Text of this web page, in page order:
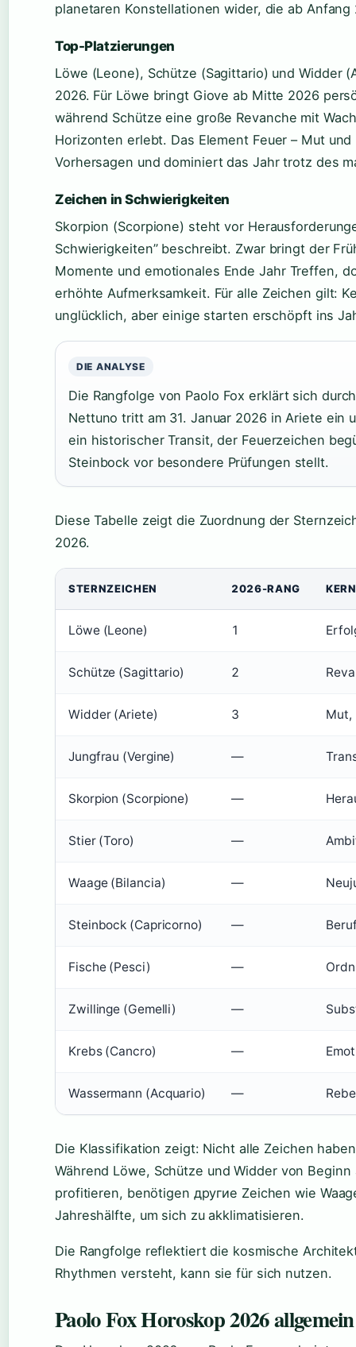
planetaren Konstellationen wider, die ab
Top-Platzierungen
Löwe (Leone), Schütze (Sagittario) und Widder
2026. Für Löwe bringt Giove ab Mitte 2026
während Schütze eine große Revanche mit
Horizonten erlebt. Das Element Feuer – Mut
Vorhersagen und dominiert das Jahr trotz des
Zeichen in Schwierigkeiten
Skorpion (Scorpione) steht vor
Schwierigkeiten” beschreibt. Zwar bringt der
Momente und emotionales Ende Jahr Treffen,
erhöhte Aufmerksamkeit. Für alle Zeichen gilt:
unglücklich, aber einige starten erschöpft ins
DIE ANALYSE
Die Rangfolge von Paolo Fox erklärt sich
Nettuno tritt am 31. Januar 2026 in Ariete ein
ein historischer Transit, der Feuerzeichen
Steinbock vor besondere Prüfungen stellt.
Diese Tabelle zeigt die Zuordnung der
2026.
STERNZEICHEN 2026-RANG
Löwe (Leone) 1
Schütze (Sagittario) 2
Widder (Ariete) 3 Mut,
Jungfrau (Vergine) —
Skorpion (Scorpione) —
Stier (Toro) —
Waage (Bilancia) —
Steinbock (Capricorno) —
Fische (Pesci) —
Zwillinge (Gemelli) —
Krebs (Cancro) —
Wassermann (Acquario) —
Die Klassifikation zeigt: Nicht alle Zeichen
Während Löwe, Schütze und Widder von
profitieren, benötigen другие Zeichen wie
Jahreshälfte, um sich zu akklimatisieren.
Die Rangfolge reflektiert die kosmische
Rhythmen versteht, kann sie für sich nutzen.
Paolo Fox Horoskop 2026 allgemein